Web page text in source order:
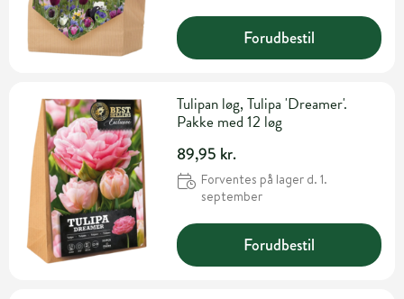
Forudbestil
Tulipan løg, Tulipa 'Dreamer'.
Pakke med 12 løg
89,95 kr.
Forventes på lager d. 1.
september
Forudbestil